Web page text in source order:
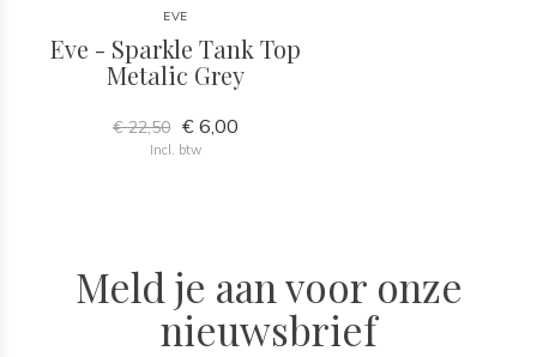
EVE
Eve - Sparkle Tank Top
Metalic Grey
€ 22,50 € 6,00
Incl. btw
Meld je aan voor onze
nieuwsbrief